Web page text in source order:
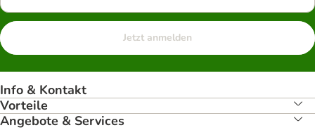
Jetzt anmelden
Info & Kontakt
Vorteile
Angebote & Services